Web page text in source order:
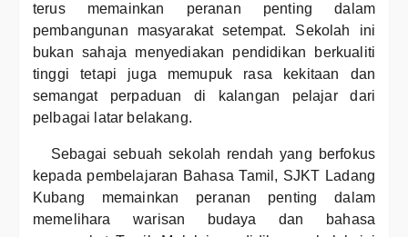
terus memainkan peranan penting dalam
pembangunan masyarakat setempat. Sekolah ini
bukan sahaja menyediakan pendidikan berkualiti
tinggi tetapi juga memupuk rasa kekitaan dan
semangat perpaduan di kalangan pelajar dari
pelbagai latar belakang.
Sebagai sebuah sekolah rendah yang berfokus
kepada pembelajaran Bahasa Tamil, SJKT Ladang
Kubang memainkan peranan penting dalam
memelihara warisan budaya dan bahasa